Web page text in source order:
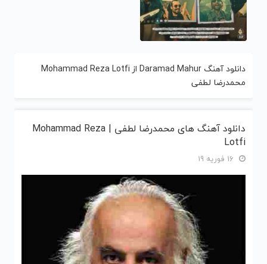
دانلود آهنگ Daramad Mahur از Mohammad Reza Lotfi
محمدرضا لطفی
دانلود آهنگ های محمدرضا لطفی | Mohammad Reza
Lotfi